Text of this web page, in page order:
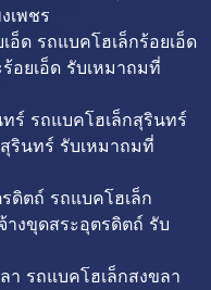
เพชร
อ็ด รถแบคโฮเล็กร้อยเอ็ด
อยเอ็ด รับเหมาถมที่
ร์ รถแบคโฮเล็กสุรินทร์
รินทร์ รับเหมาถมที่
ดิตถ์ รถแบคโฮเล็ก
างขุดสระอุตรดิตถ์ รับ
า รถแบคโฮเล็กสงขลา